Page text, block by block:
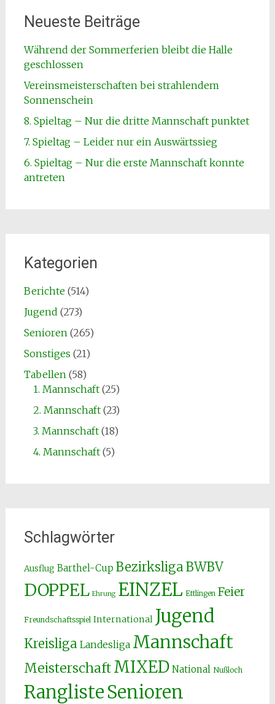
Neueste Beiträge
Während der Sommerferien bleibt die Halle
geschlossen
Vereinsmeisterschaften bei strahlendem
Sonnenschein
8. Spieltag – Nur die dritte Mannschaft punktet
7. Spieltag – Leider nur ein Auswärtssieg
6. Spieltag – Nur die erste Mannschaft konnte
antreten
Kategorien
Berichte(514)
Jugend (273)
Senioren(265)
Sonstiges (21)
Tabellen(58)
1. Mannschaft(25)
2. Mannschaft(23)
3. Mannschaft(18)
4. Mannschaft(5)
Schlagwörter
Ausflug Barthel-Cup BezirksligaBWBV
DOPPEL Ehrung EINZEL Ettlingen Feier
Freundschaftsspiel International Jugend
Kreisliga Landesliga Mannschaft
MeisterschaftMIXED National Nußloch
RanglisteSenioren